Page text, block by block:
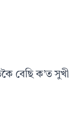
বেছি ক’ত সুখী